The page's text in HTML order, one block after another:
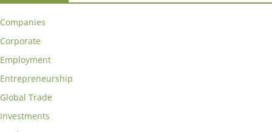
Companies
Corporate
Employment
Entrepreneurship
Global Trade
Investments